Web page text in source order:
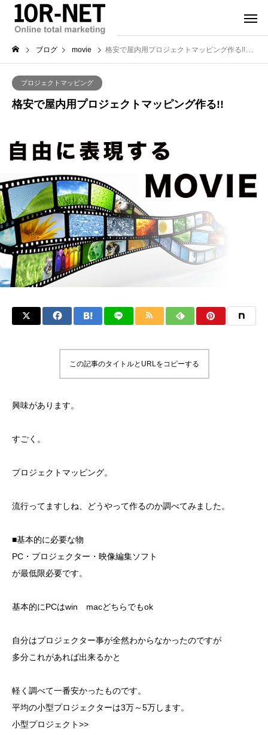
ブログ movie 格安で屋内用プロジェクトマッピング作る!!
プロジェクトマッピング
格安で屋内用プロジェクトマッピング作る!!
この記事のタイトルとURLをコピーする
興味があります。
すごく。
プロジェクトマッピング。
流行ってますしね、どうやって作るのか調べてみました。
■基本的に必要な物
PC・プロジェクター・映像編集ソフト
が最低限必要です。
基本的にPCはwin macどちらでもok
自分はプロジェクター事が全然わからなかったのですが
多分これがあれば出来るかと
軽く調べて一番安かったものです。
平均の小型プロジェクターは3万～5万します。
小型プロジェクト>>